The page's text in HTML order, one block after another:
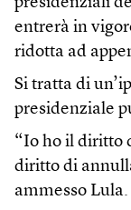
entrerà in
ridotta ad
Si tratta di
presidenziale
“Io ho il diritto
diritto di
ammesso Lula.